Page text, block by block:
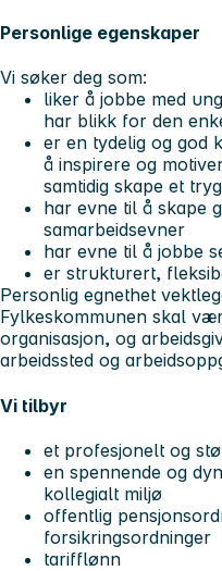
Personlige egenskaper
Vi søker deg som:
liker å jobbe med
har blikk for den
er en tydelig og god
å inspirere og
samtidig skape et
har evne til å skape
samarbeidsevner
har evne til å jobbe
er strukturert,
Personlig egnethet
Fylkeskommunen skal
organisasjon, og
arbeidssted og
Vi tilbyr
et profesjonelt og
en spennende og
kollegialt miljø
offentlig
forsikringsordninger
tarifflønn